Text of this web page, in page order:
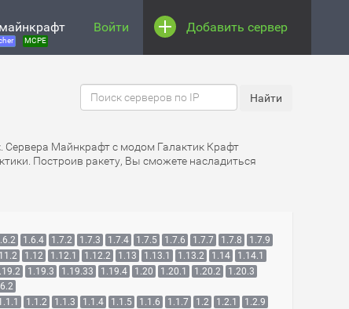
MCPE
Войти Добавить сервер
. Сервера Майнкрафт с модом Галактик Крафт
Построив ракету, Вы сможете насладиться
1.6.4 1.7.2 1.7.3 1.7.4 1.7.5 1.7.6 1.7.7 1.7.8
1.7.9
1.12 1.12.1 1.12.2 1.13 1.13.1 1.13.2 1.14
1.14.1
1.19.3 1.19.33 1.19.4 1.20 1.20.1 1.20.2
1.20.3
1.1.2 1.1.3 1.1.4 1.1.5 1.1.6 1.1.7 1.2 1.2.1
1.2.9